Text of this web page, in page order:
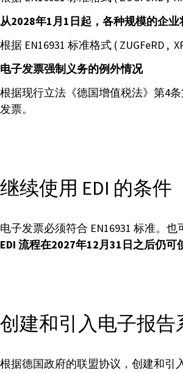
从2028年1月1日起，各种规模的企
根据 EN16931 标准格式 ( ZUGFeRD ,
电子发票强制义务的例外情况
根据现行立法《德国增值税法》第4
发票。
继续使用 EDI 的条件
电子发票必须符合 EN16931 标准。
EDI 流程在2027年12月31日之后仍可
创建和引入电子报告
根据德国政府的联盟协议，创建和引